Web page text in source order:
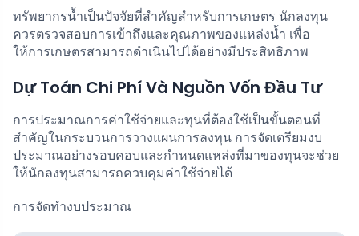
ทรัพยากรน้ำเป็นปัจจัยที่สำคัญสำหรับการเกษตร นักลงทุน
ควรตรวจสอบการเข้าถึงและคุณภาพของแหล่งน้ำ เพื่อ
ให้การเกษตรสามารถดำเนินไปได้อย่างมีประสิทธิภาพ
Dự Toán Chi Phí Và Nguồn Vốn Đầu Tư
การประมาณการค่าใช้จ่ายและทุนที่ต้องใช้เป็นขั้นตอนที่
สำคัญในกระบวนการวางแผนการลงทุน การจัดเตรียมงบ
ประมาณอย่างรอบคอบและกำหนดแหล่งที่มาของทุนจะช่วย
ให้นักลงทุนสามารถควบคุมค่าใช้จ่ายได้
การจัดทำงบประมาณ